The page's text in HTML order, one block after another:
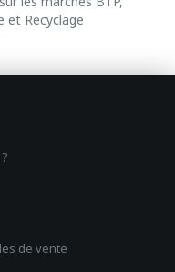
et Recyclage
de vente